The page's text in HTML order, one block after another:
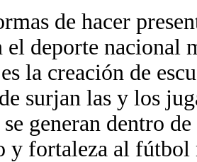
de hacer
el deporte nacional
la creación de
surjan las y los
se generan dentro
y fortaleza al fútbol